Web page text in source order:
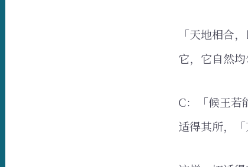
「天地相合
它，它自然均
C：「候王若
适得其所，「